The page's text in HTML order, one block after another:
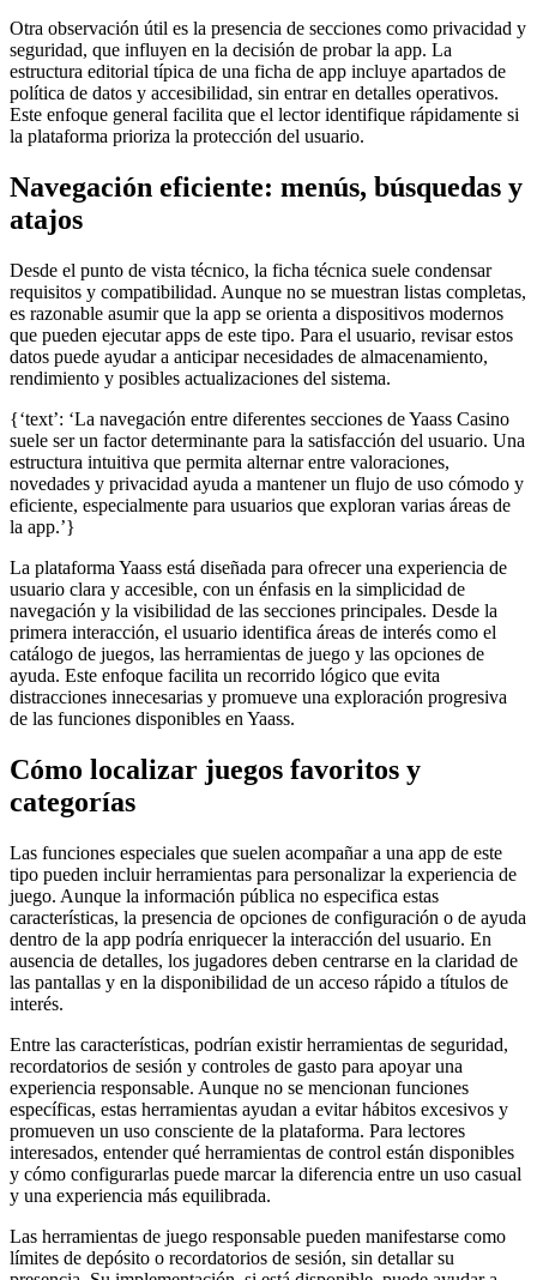
Otra observación útil es la presencia de secciones como privacidad y
seguridad, que influyen en la decisión de probar la app. La
estructura editorial típica de una ficha de app incluye apartados de
política de datos y accesibilidad, sin entrar en detalles operativos.
Este enfoque general facilita que el lector identifique rápidamente si
la plataforma prioriza la protección del usuario.
Navegación eficiente: menús, búsquedas y
atajos
Desde el punto de vista técnico, la ficha técnica suele condensar
requisitos y compatibilidad. Aunque no se muestran listas completas,
es razonable asumir que la app se orienta a dispositivos modernos
que pueden ejecutar apps de este tipo. Para el usuario, revisar estos
datos puede ayudar a anticipar necesidades de almacenamiento,
rendimiento y posibles actualizaciones del sistema.
{‘text’: ‘La navegación entre diferentes secciones de Yaass Casino
suele ser un factor determinante para la satisfacción del usuario. Una
estructura intuitiva que permita alternar entre valoraciones,
novedades y privacidad ayuda a mantener un flujo de uso cómodo y
eficiente, especialmente para usuarios que exploran varias áreas de
la app.’}
La plataforma Yaass está diseñada para ofrecer una experiencia de
usuario clara y accesible, con un énfasis en la simplicidad de
navegación y la visibilidad de las secciones principales. Desde la
primera interacción, el usuario identifica áreas de interés como el
catálogo de juegos, las herramientas de juego y las opciones de
ayuda. Este enfoque facilita un recorrido lógico que evita
distracciones innecesarias y promueve una exploración progresiva
de las funciones disponibles en Yaass.
Cómo localizar juegos favoritos y
categorías
Las funciones especiales que suelen acompañar a una app de este
tipo pueden incluir herramientas para personalizar la experiencia de
juego. Aunque la información pública no especifica estas
características, la presencia de opciones de configuración o de ayuda
dentro de la app podría enriquecer la interacción del usuario. En
ausencia de detalles, los jugadores deben centrarse en la claridad de
las pantallas y en la disponibilidad de un acceso rápido a títulos de
interés.
Entre las características, podrían existir herramientas de seguridad,
recordatorios de sesión y controles de gasto para apoyar una
experiencia responsable. Aunque no se mencionan funciones
específicas, estas herramientas ayudan a evitar hábitos excesivos y
promueven un uso consciente de la plataforma. Para lectores
interesados, entender qué herramientas de control están disponibles
y cómo configurarlas puede marcar la diferencia entre un uso casual
y una experiencia más equilibrada.
Las herramientas de juego responsable pueden manifestarse como
límites de depósito o recordatorios de sesión, sin detallar su